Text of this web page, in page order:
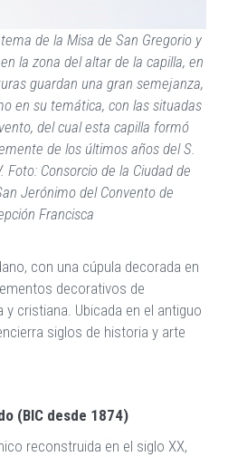
de la Misa de San Gregorio y
la zona del altar de la capilla, en
guardan una gran semejanza,
en su temática, con las situadas
del cual esta capilla formó
de los últimos años del S.
Foto: Consorcio de la Ciudad de
Jerónimo del Convento de
Francisca
con una cúpula decorada en
decorativos de
cristiana. Ubicada en el antiguo
siglos de historia y arte
(BIC desde 1874)
reconstruida en el siglo XX,